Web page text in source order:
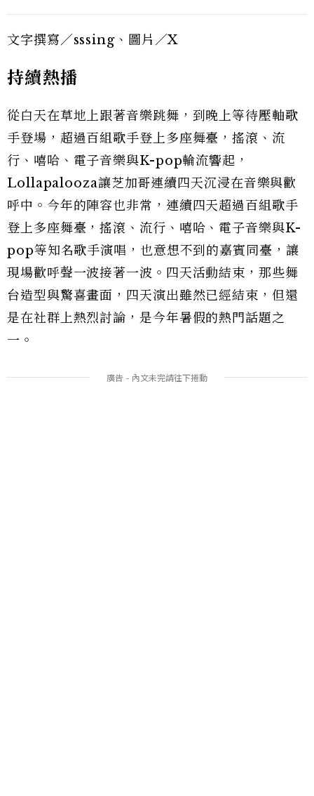
文字撰寫／sssing、圖片／X
持續熱播
從白天在草地上跟著音樂跳舞，到晚上等待壓軸歌
手登場，超過百組歌手登上多座舞臺，搖滾、流
行、嘻哈、電子音樂與K-pop輪流響起，
Lollapalooza讓芝加哥連續四天沉浸在音樂與歡
呼中。今年的陣容也非常，連續四天超過百組歌手
登上多座舞臺，搖滾、流行、嘻哈、電子音樂與K-
pop等知名歌手演唱，也意想不到的嘉賓同臺，讓
現場歡呼聲一波接著一波。四天活動結束，那些舞
台造型與驚喜畫面，四天演出雖然已經結束，但還
是在社群上熱烈討論，是今年暑假的熱門話題之
一。